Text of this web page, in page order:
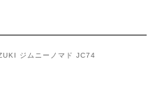
ジムニーノマド JC74